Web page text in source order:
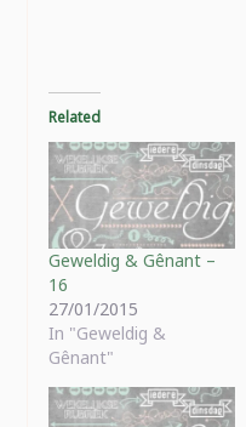
Related
Geweldig & Gênant –
16
27/01/2015
In "Geweldig &
Gênant"